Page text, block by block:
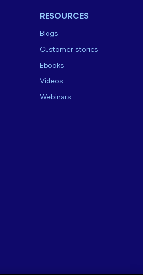
RESOURCES
Blogs
Customer stories
Ebooks
Videos
Webinars